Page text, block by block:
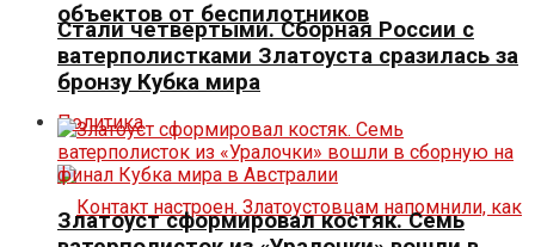
объектов от беспилотников
Политика
Стали четвертыми. Сборная России с
ватерполистками Златоуста сразилась за
бронзу Кубка мира
Златоуст сформировал костяк. Семь